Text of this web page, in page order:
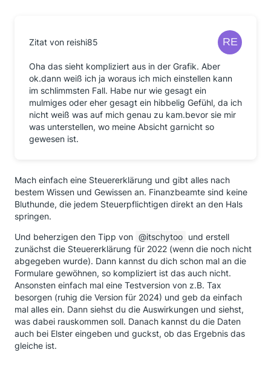
Zitat von reishi85
Oha das sieht kompliziert aus in der Grafik. Aber
ok.dann weiß ich ja woraus ich mich einstellen kann
im schlimmsten Fall. Habe nur wie gesagt ein
mulmiges oder eher gesagt ein hibbelig Gefühl, da ich
nicht weiß was auf mich genau zu kam.bevor sie mir
was unterstellen, wo meine Absicht garnicht so
gewesen ist.
Mach einfach eine Steuererklärung und gibt alles nach
bestem Wissen und Gewissen an. Finanzbeamte sind keine
Bluthunde, die jedem Steuerpflichtigen direkt an den Hals
springen.
Und beherzigen den Tipp von
itschytoo und erstell
zunächst die Steuererklärung für 2022 (wenn die noch nicht
abgegeben wurde). Dann kannst du dich schon mal an die
Formulare gewöhnen, so kompliziert ist das auch nicht.
Ansonsten einfach mal eine Testversion von z.B. Tax
besorgen (ruhig die Version für 2024) und geb da einfach
mal alles ein. Dann siehst du die Auswirkungen und siehst,
was dabei rauskommen soll. Danach kannst du die Daten
auch bei Elster eingeben und guckst, ob das Ergebnis das
gleiche ist.